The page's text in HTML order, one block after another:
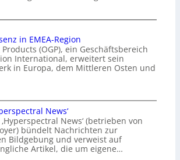
in EMEA-Region
(OGP), ein Geschäftsbereich
International, erweitert sein
in Europa, dem Mittleren Osten und
News‘
News‘ (betrieben von
bündelt Nachrichten zur
Bildgebung und verweist auf
Artikel, die um eigene…